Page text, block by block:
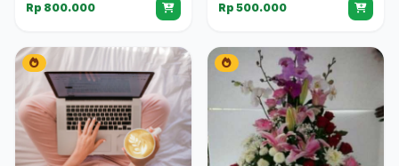
Rp 800.000
Rp 500.000